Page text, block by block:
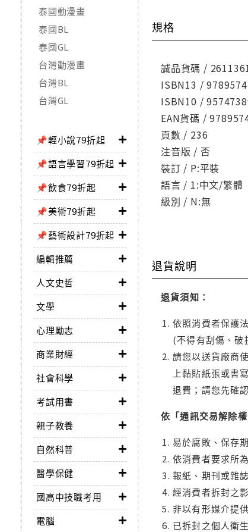
泰國動漫畫
泰國BL
泰國GL
台灣動漫畫
台灣BL
台灣GL
📌輕小說79折起
📌語言學習79折起
📌飲食79折起
📌美術79折起
📌藝術設計79折起
編輯推薦
人文史哲
文學
心理勵志
商業財經
社會科學
考試用書
親子教養
自然科普
醫學保健
國高中技職考用
電腦
規格
誠品貨碼 /
ISBN13 /
ISBN10 /
EAN貨碼 /
頁數 / 236
注音版 / 否
裝訂 / P:平裝
語言 / 1:中文/繁體
級別 / N:無
退貨說明
退貨須知：
依照消費者保護
(不得有刮傷、破
請您以送貨廠商
上黏貼紙張或書
退費；請您先確
依「通訊交易解除
易於腐敗、保存
依消費者要求所
報紙、期刊或雜
經消費者拆封之
非以有形媒介提
已拆封之個人衛